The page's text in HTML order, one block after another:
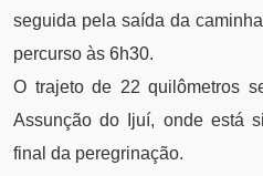
seguida pela saída da
percurso às 6h30.
O trajeto de 22 quilômetros
Assunção do Ijuí, onde está
final da peregrinação.